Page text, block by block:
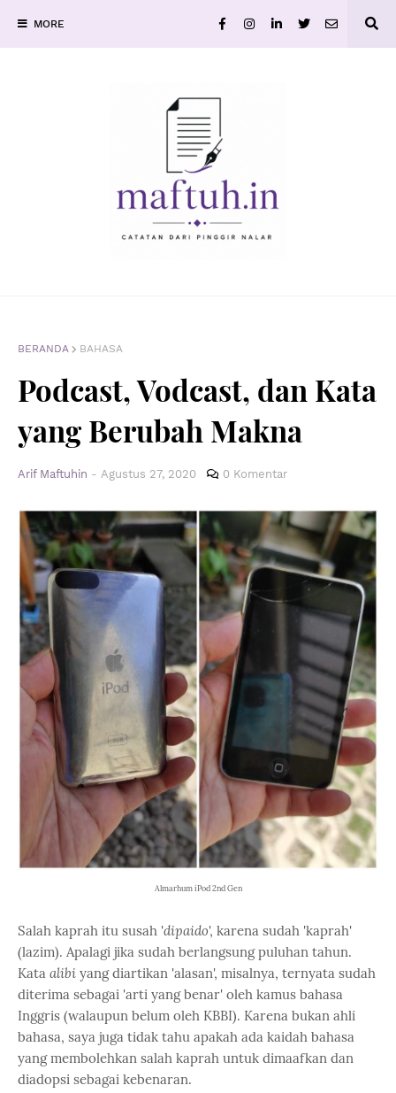
MORE
BERANDA BAHASA
Podcast, Vodcast, dan Kata
yang Berubah Makna
Arif Maftuhin - Agustus 27, 2020 0 Komentar
Almarhum iPod 2nd Gen
Salah kaprah itu susah 'dipaido', karena sudah 'kaprah'
(lazim). Apalagi jika sudah berlangsung puluhan tahun.
Kata alibi yang diartikan 'alasan', misalnya, ternyata sudah
diterima sebagai 'arti yang benar' oleh kamus bahasa
Inggris (walaupun belum oleh KBBI). Karena bukan ahli
bahasa, saya juga tidak tahu apakah ada kaidah bahasa
yang membolehkan salah kaprah untuk dimaafkan dan
diadopsi sebagai kebenaran.